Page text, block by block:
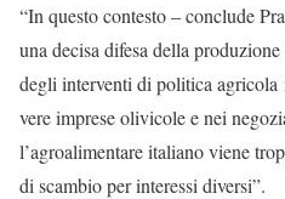
“In questo contesto – conclude
una decisa difesa della
degli interventi di politica
vere imprese olivicole e nei
l’agroalimentare italiano viene
di scambio per interessi diversi”.